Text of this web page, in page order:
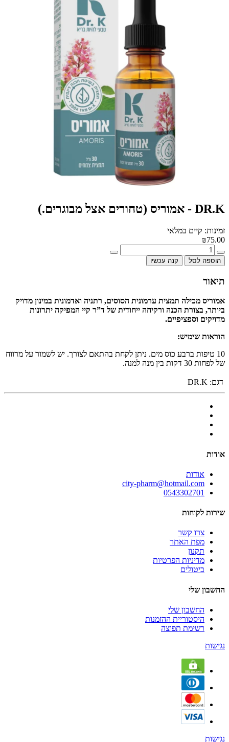
DR.K - אמוריס (טחורים אצל מבוגרים.)
זמינות: קיים במלאי
₪75.00
הוספה לסל קנה עכשיו
תיאור
אמוריס מכילה תמצית ערמונית הסוסים, רתניה ואדמונית במינון מדויק
ביותר, בצורת הכנה ורקיחה ייחודית של ד”ר קיי המפיקה יתרונות
מדויקים וספציפיים.
הוראות שימיש:
10 טיפות ברבע כוס מים. ניתן לקחת בהתאם לצורך. יש לשמור על מרווח
של לפחות 30 דקות בין מנה למנה.
דגם: DR.K
אודות
אודות
city-pharm@hotmail.com
0543302701
שירות לקוחות
צרו קשר
מפת האתר
תקנון
מדיניות הפרטיות
ביטולים
החשבון שלי
החשבון שלי
היסטוריית ההזמנות
רשימת תפוצה
נגישות
נגישות